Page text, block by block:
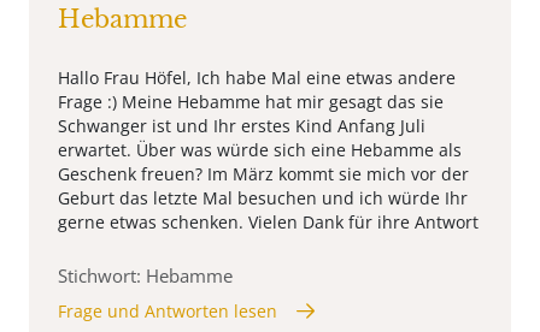
Hebamme
Hallo Frau Höfel, Ich habe Mal eine etwas andere
Frage :) Meine Hebamme hat mir gesagt das sie
Schwanger ist und Ihr erstes Kind Anfang Juli
erwartet. Über was würde sich eine Hebamme als
Geschenk freuen? Im März kommt sie mich vor der
Geburt das letzte Mal besuchen und ich würde Ihr
gerne etwas schenken. Vielen Dank für ihre Antwort
Stichwort: Hebamme
Frage und Antworten lesen